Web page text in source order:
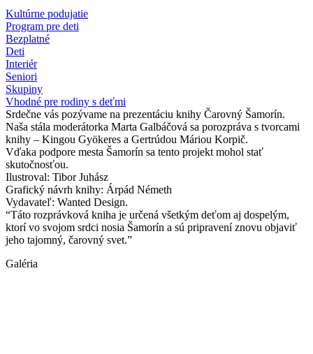
Kultúrne podujatie
Program pre deti
Bezplatné
Deti
Interiér
Seniori
Skupiny
Vhodné pre rodiny s deťmi
Srdečne vás pozývame na prezentáciu knihy Čarovný Šamorín.
Naša stála moderátorka Marta Galbáčová sa porozpráva s tvorcami
knihy – Kingou Gyökeres a Gertrúdou Máriou Korpič.
Vďaka podpore mesta Šamorín sa tento projekt mohol stať
skutočnosťou.
Ilustroval: Tibor Juhász
Grafický návrh knihy: Árpád Németh
Vydavateľ: Wanted Design.
“Táto rozprávková kniha je určená všetkým deťom aj dospelým,
ktorí vo svojom srdci nosia Šamorín a sú pripravení znovu objaviť
jeho tajomný, čarovný svet.”
Galéria